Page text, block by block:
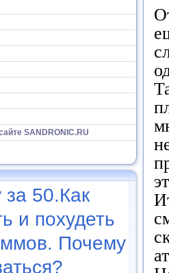
SANDRONIC.RU
за 50.Как
и похудеть
Почему